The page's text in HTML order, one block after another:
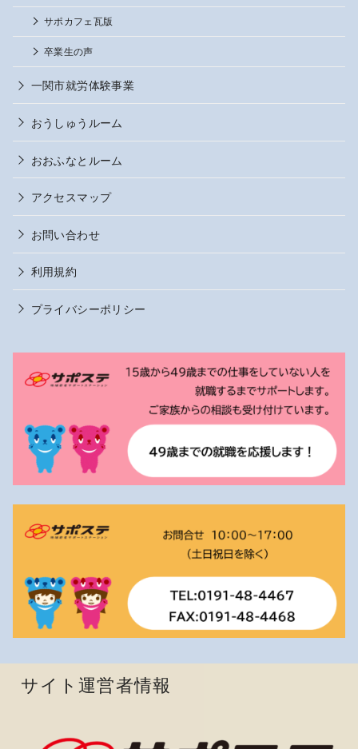
サポカフェ瓦版
卒業生の声
一関市就労体験事業
おうしゅうルーム
おおふなとルーム
アクセスマップ
お問い合わせ
利用規約
プライバシーポリシー
サイト運営者情報